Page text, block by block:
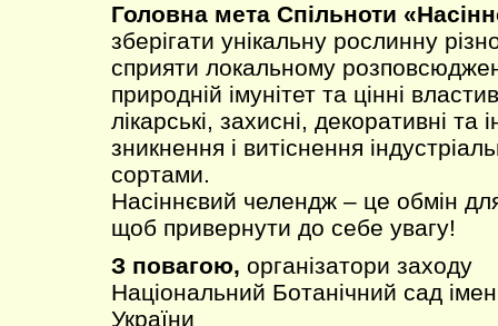
Головна мета Спільноти
зберігати унікальну рослинну
сприяти локальному
природній імунітет та цінні
лікарські, захисні, декоративні та
зникнення і витіснення
сортами.
Насіннєвий челендж – це обмін
щоб привернути до себе увагу!
З повагою, організатори заходу
Національний Ботанічний сад
України